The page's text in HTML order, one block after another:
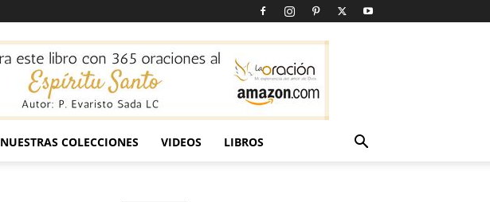
NUESTRAS COLECCIONES VIDEOS LIBROS